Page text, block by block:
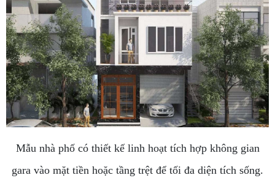
Mẫu nhà phố có thiết kế linh hoạt tích hợp không gian
gara vào mặt tiền hoặc tầng trệt để tối đa diện tích sống.